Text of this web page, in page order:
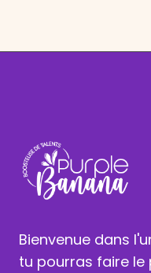
Bienvenue dans
tu pourras faire le